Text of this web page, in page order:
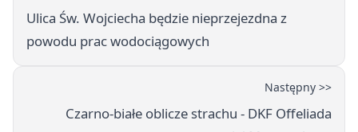
Ulica Św. Wojciecha będzie nieprzejezdna z
powodu prac wodociągowych
Następny >>
Czarno-białe oblicze strachu - DKF Offeliada